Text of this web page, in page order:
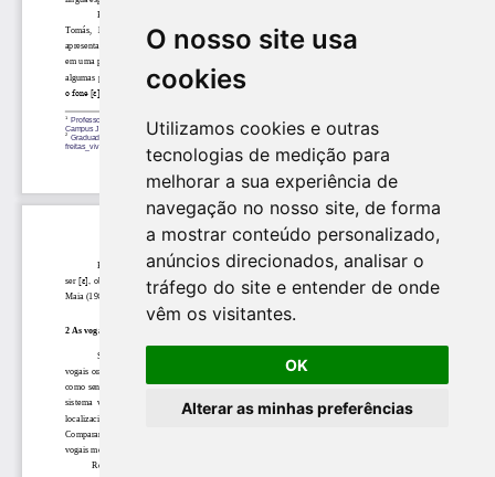
O nosso site usa
cookies
Utilizamos cookies e outras
tecnologias de medição para
melhorar a sua experiência de
navegação no nosso site, de forma
a mostrar conteúdo personalizado,
anúncios direcionados, analisar o
tráfego do site e entender de onde
vêm os visitantes.
OK
Alterar as minhas preferências